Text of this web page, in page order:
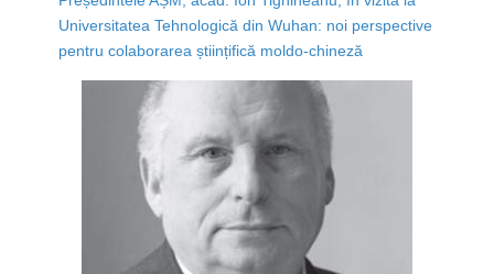
Universitatea Tehnologică din Wuhan: noi perspective
pentru colaborarea științifică moldo-chineză